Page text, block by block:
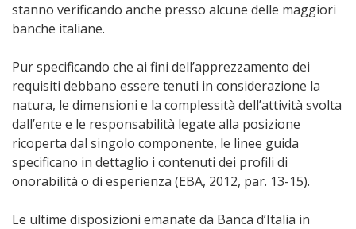
stanno verificando anche presso alcune delle maggiori
banche italiane.
Pur specificando che ai fini dell’apprezzamento dei
requisiti debbano essere tenuti in considerazione la
natura, le dimensioni e la complessità dell’attività svolta
dall’ente e le responsabilità legate alla posizione
ricoperta dal singolo componente, le linee guida
specificano in dettaglio i contenuti dei profili di
onorabilità o di esperienza (EBA, 2012, par. 13-15).
Le ultime disposizioni emanate da Banca d’Italia in